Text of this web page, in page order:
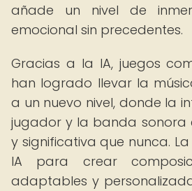
añade un nivel de
emocional sin precedentes.
Gracias a la IA, juegos
han logrado llevar la
a un nuevo nivel, donde la
jugador y la banda sonora
y significativa que nunca.
IA para crear
adaptables y